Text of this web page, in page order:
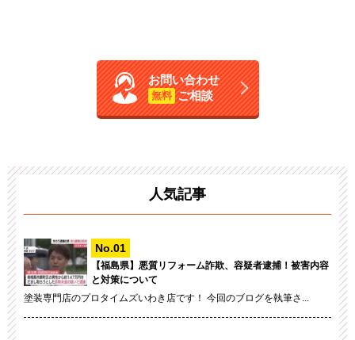
お問い合わせ
無料 ご相談
人気記事
【福島県】悪質リフォーム詐欺、容疑者逮捕！被害内容
と対策について
塗装専門店のプロタイムズいわき店です！ 今回のブログを執筆さ...